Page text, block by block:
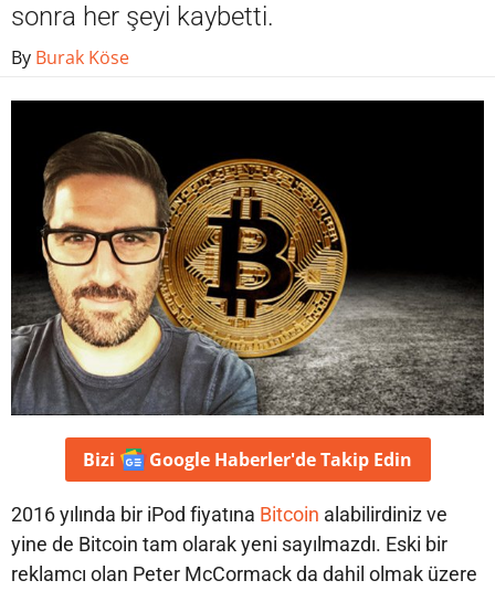
sonra her şeyi kaybetti.
By Burak Köse
Bizi Google Haberler'deTakip Edin
2016 yılında bir iPod fiyatına Bitcoin alabilirdiniz ve
yine de Bitcoin tam olarak yeni sayılmazdı. Eski bir
reklamcı olan Peter McCormack da dahil olmak üzere